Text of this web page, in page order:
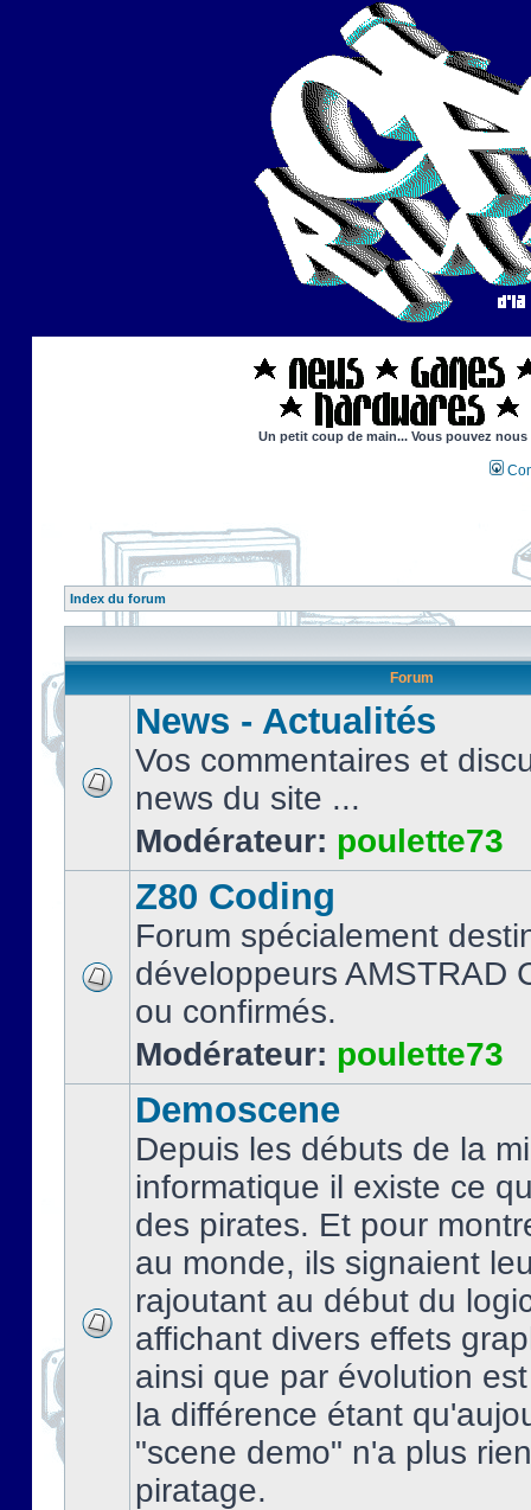
Un petit coup de main... Vous pouvez
Index du forum
Forum
News - Actualités
Vos commentaires et
news du site ...
Modérateur: poulette73
Z80 Coding
Forum spécialement
développeurs AMSTRAD
ou confirmés.
Modérateur: poulette73
Demoscene
Depuis les débuts de la
informatique il existe ce
des pirates. Et pour
au monde, ils signaient
rajoutant au début du
affichant divers effets
ainsi que par évolution
la différence étant
"scene demo" n'a plus
piratage.